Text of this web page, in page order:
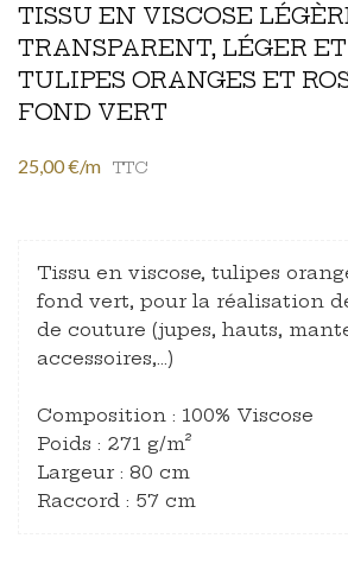
TISSU EN VISCOSE
TRANSPARENT, LÉGER
TULIPES ORANGES ET
FOND VERT
25,00 €/m TTC
Tissu en viscose, tulipes
fond vert, pour la réalisation
de couture (jupes, hauts,
accessoires,…)
Composition : 100% Viscose
Poids : 271 g/m²
Largeur : 80 cm
Raccord : 57 cm